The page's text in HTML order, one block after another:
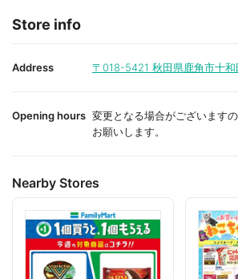
i
t
Store info
Address 〒018-5421 秋田県鹿角市十
Opening hours 変更となる場合がございます
お願いします。
Nearby Stores